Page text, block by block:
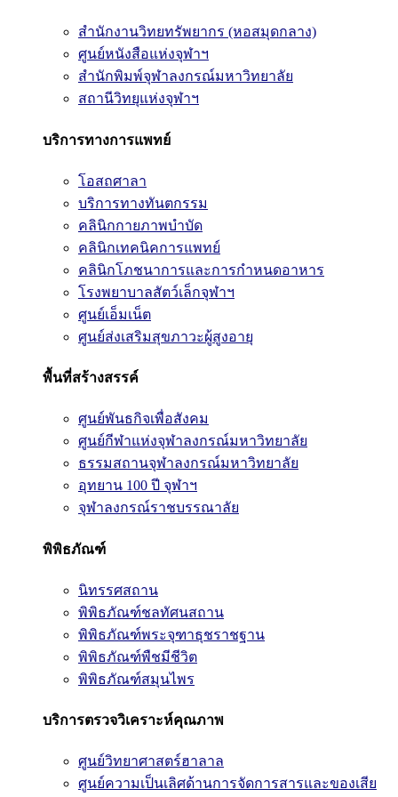
สำนักงานวิทยทรัพยากร (หอสมุดกลาง)
ศูนย์หนังสือแห่งจุฬาฯ
สำนักพิมพ์จุฬาลงกรณ์มหาวิทยาลัย
สถานีวิทยุแห่งจุฬาฯ
บริการทางการแพทย์
โอสถศาลา
บริการทางทันตกรรม
คลินิกกายภาพบำบัด
คลินิกเทคนิคการแพทย์
คลินิกโภชนาการและการกำหนดอาหาร
โรงพยาบาลสัตว์เล็กจุฬาฯ
ศูนย์เอ็มเน็ต
ศูนย์ส่งเสริมสุขภาวะผู้สูงอายุ
พื้นที่สร้างสรรค์
ศูนย์พันธกิจเพื่อสังคม
ศูนย์กีฬาแห่งจุฬาลงกรณ์มหาวิทยาลัย
ธรรมสถานจุฬาลงกรณ์มหาวิทยาลัย
อุทยาน 100 ปี จุฬาฯ
จุฬาลงกรณ์ราชบรรณาลัย
พิพิธภัณฑ์
นิทรรศสถาน
พิพิธภัณฑ์ชลทัศนสถาน
พิพิธภัณฑ์พระจุฑาธุชราชฐาน
พิพิธภัณฑ์พืชมีชีวิต
พิพิธภัณฑ์สมุนไพร
บริการตรวจวิเคราะห์คุณภาพ
ศูนย์วิทยาศาสตร์ฮาลาล
ศูนย์ความเป็นเลิศด้านการจัดการสารและของเสีย